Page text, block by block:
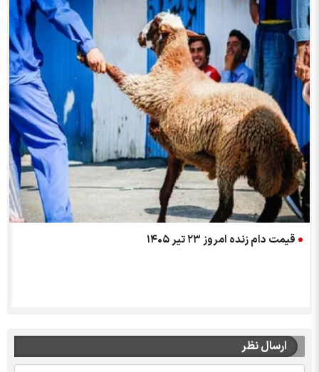
قیمت دام زنده امروز ۲۳ تیر ۱۴۰۵
ارسال نظر